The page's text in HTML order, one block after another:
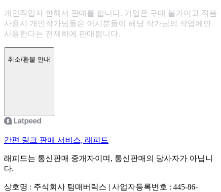
개인작업자 한해서 판매를 합니다. 기업은 구매 불가이고 작품
사용시 개인작가님들은 어시분들이 해당 작가님의 작업에만
사용한다는 전제하에 판매됩니다.
취소/환불 안내
간편 링크 판매 서비스, 래피드
래피드는 통신판매 중개자이며, 통신판매의 당사자가 아닙니
다.
상호명 : 주식회사 팀매버릭스 | 사업자등록번호 : 445-86-